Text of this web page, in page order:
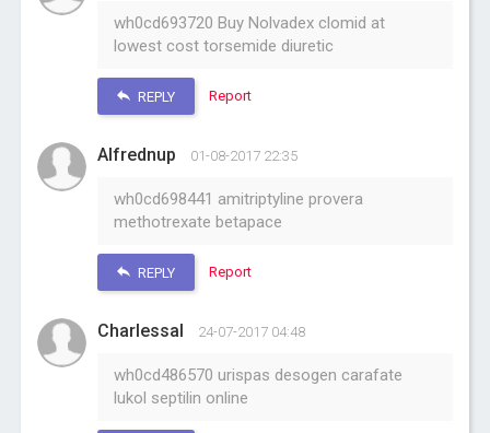
wh0cd693720 Buy Nolvadex clomid at
lowest cost torsemide diuretic
REPLY Report
Alfrednup 01-08-2017 22:35
wh0cd698441 amitriptyline provera
methotrexate betapace
REPLY Report
Charlessal 24-07-2017 04:48
wh0cd486570 urispas desogen carafate
lukol septilin online